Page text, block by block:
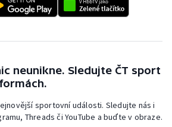
neunikne. Sledujte ČT sport
sportovní události. Sledujte nás i
Threads či YouTube a buďte v obraze.